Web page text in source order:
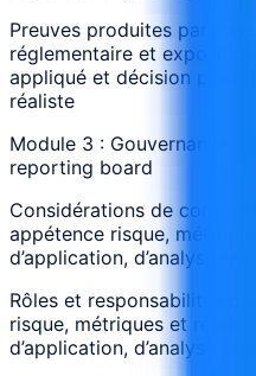
Preuves produites par
réglementaire et
appliqué et décision
réaliste
Module 3 : Gouvernance,
reporting board
Considérations de
appétence risque,
d’application, d’analyse et
Rôles et responsabilités
risque, métriques et
d’application, d’analyse et